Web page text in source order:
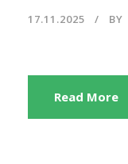
17.11.2025 BY
Read More